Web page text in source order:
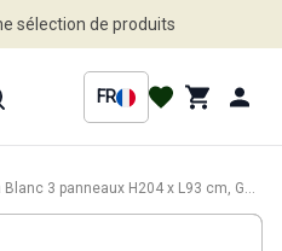
sélection de produits
FR
H204 x L93 cm, Galandage, kit de finition